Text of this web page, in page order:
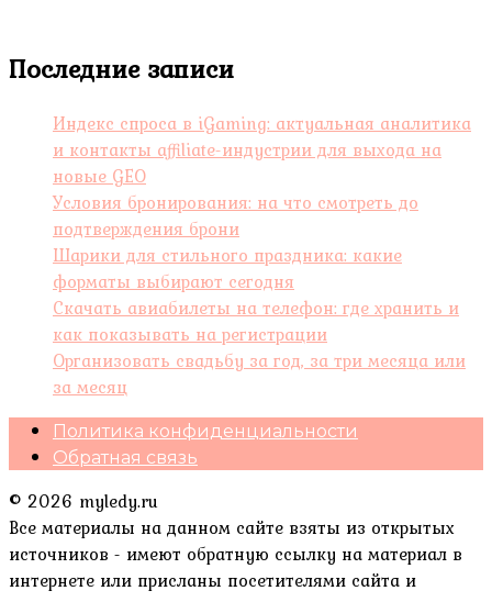
Последние записи
Индекс спроса в iGaming: актуальная аналитика
и контакты affiliate-индустрии для выхода на
новые GEO
Условия бронирования: на что смотреть до
подтверждения брони
Шарики для стильного праздника: какие
форматы выбирают сегодня
Скачать авиабилеты на телефон: где хранить и
как показывать на регистрации
Организовать свадьбу за год, за три месяца или
за месяц
Политика конфиденциальности
Обратная связь
© 2026 myledy.ru
Все материалы на данном сайте взяты из открытых
источников - имеют обратную ссылку на материал в
интернете или присланы посетителями сайта и